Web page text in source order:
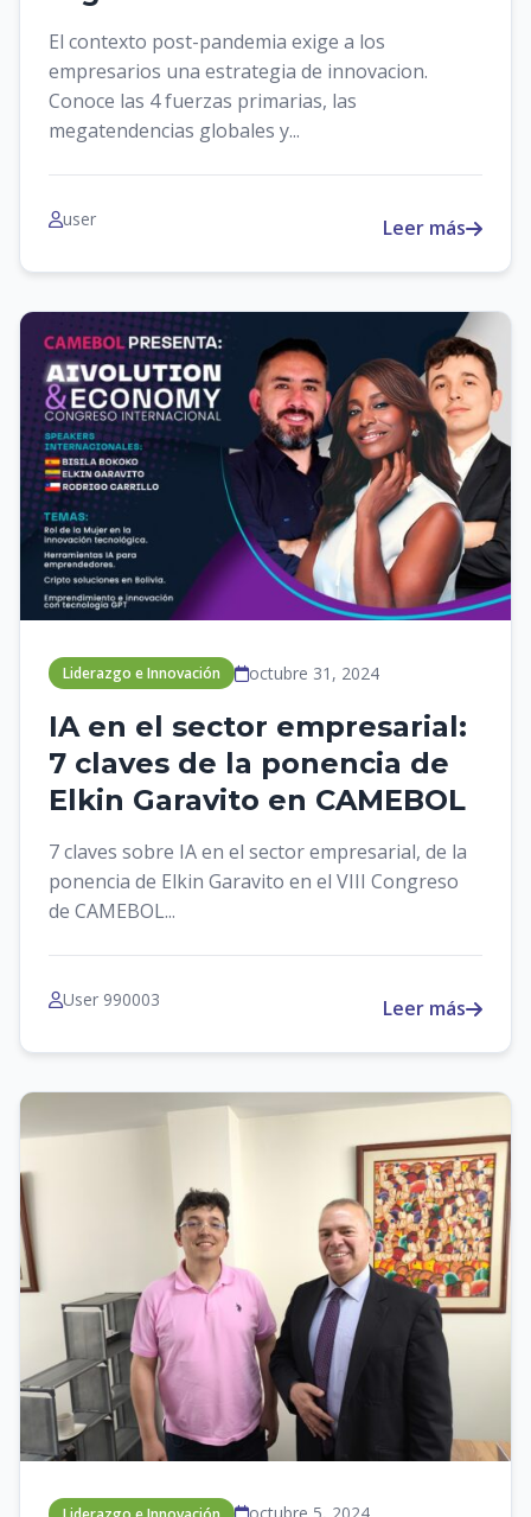
El contexto post-pandemia exige a los
empresarios una estrategia de innovacion.
Conoce las 4 fuerzas primarias, las
megatendencias globales y...
user Leer más
Liderazgo e Innovación octubre 31, 2024
IA en el sector empresarial:
7 claves de la ponencia de
Elkin Garavito en CAMEBOL
7 claves sobre IA en el sector empresarial, de la
ponencia de Elkin Garavito en el VIII Congreso
de CAMEBOL...
User 990003 Leer más